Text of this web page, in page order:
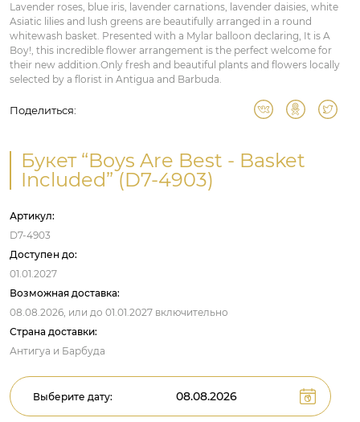
Lavender roses, blue iris, lavender carnations, lavender daisies, white
Asiatic lilies and lush greens are beautifully arranged in a round
whitewash basket. Presented with a Mylar balloon declaring, It is A
Boy!, this incredible flower arrangement is the perfect welcome for
their new addition.Only fresh and beautiful plants and flowers locally
selected by a florist in Antigua and Barbuda.
Поделиться:
Букет “Boys Are Best - Basket
Included” (D7-4903)
Артикул:
D7-4903
Доступен до:
01.01.2027
Возможная доставка:
08.08.2026, или до 01.01.2027 включительно
Страна доставки:
Антигуа и Барбуда
Выберите дату: